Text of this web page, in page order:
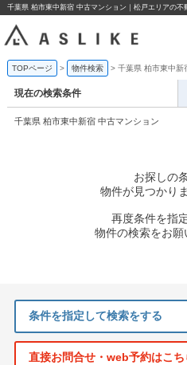
千葉県 柏市東中新宿 中古マンション｜松戸エリアの
TOPページ 物件検索 千葉県 柏市東中新
現在の検索条件
千葉県 柏市東中新宿 中古マンション
お探しの
物件が見つかり
再度条件を指
物件の検索をお願
条件を指定して検索をする
直接お問合せ・web予約はこち